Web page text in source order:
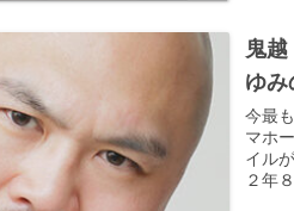
鬼
ゆみ
今最
マホ
イル
２年